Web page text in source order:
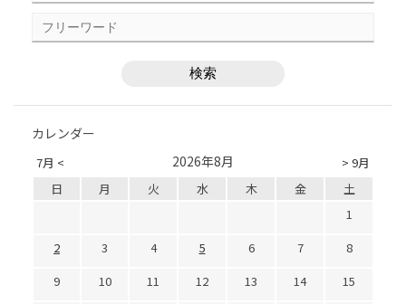
カレンダー
7月 < > 9月
2026年8月
日 月 火 水 木 金
土
1
2
3 4 5 6 7
8
9
10 11 12 13 14
15